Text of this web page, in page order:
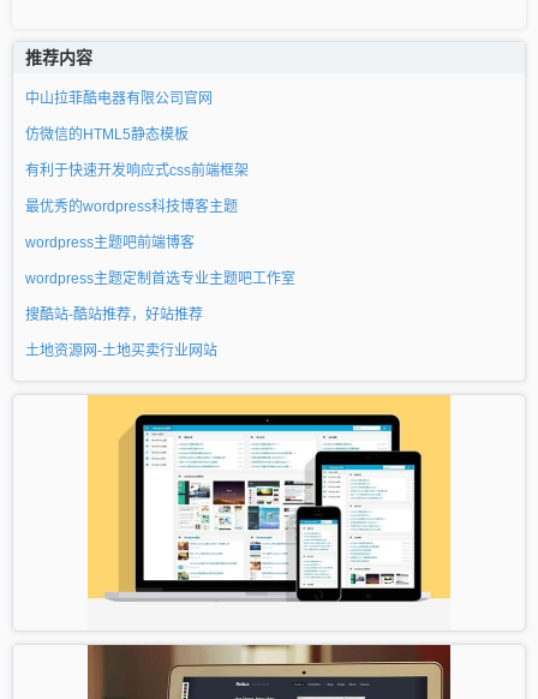
推荐内容
中山拉菲酷电器有限公司官网
仿微信的HTML5静态模板
有利于快速开发响应式css前端框架
最优秀的wordpress科技博客主题
wordpress主题吧前端博客
wordpress主题定制首选专业主题吧工作室
搜酷站-酷站推荐，好站推荐
土地资源网-土地买卖行业网站